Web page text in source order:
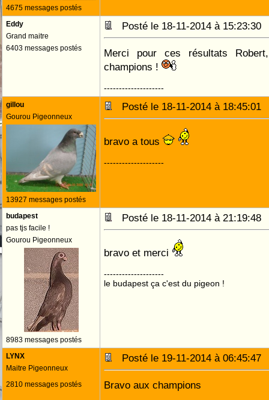
4675 messages postés
Eddy
Grand maitre
6403 messages postés
Posté le 18-11-2014 à
Merci pour ces résultats
champions !
--------------------
gillou
Gourou Pigeonneux
13927 messages postés
Posté le 18-11-2014 à
bravo a tous
--------------------
budapest
pas tjs facile !
Gourou Pigeonneux
8983 messages postés
Posté le 18-11-2014 à
bravo et merci
--------------------
le budapest ça c'est du pigeon !
LYNX
Maitre Pigeonneux
2810 messages postés
Posté le 19-11-2014 à
Bravo aux champions